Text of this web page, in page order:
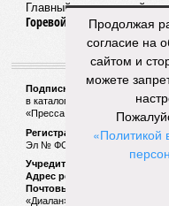
Главный редактор сайта:
Горевой Р. Г.
Подписной индекс газеты
в каталоге «Почта России» —
«Пресса России» (зелёный) —
Регистрационный номер
Эл № ФС77-53847 от 26.04.2013.
Учредитель ООО «Версия»
Адрес редакции:
123100,
Почтовый адрес редакции:
«Диалан»
Продолжая
согласие на
сайтом и
можете
«Политикой